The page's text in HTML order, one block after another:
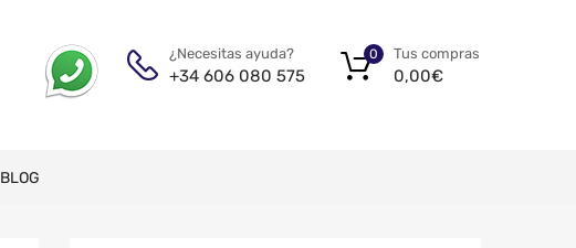
¿Necesitas ayuda?
+34 606 080 575
Tus compras
0,00€
0
BLOG